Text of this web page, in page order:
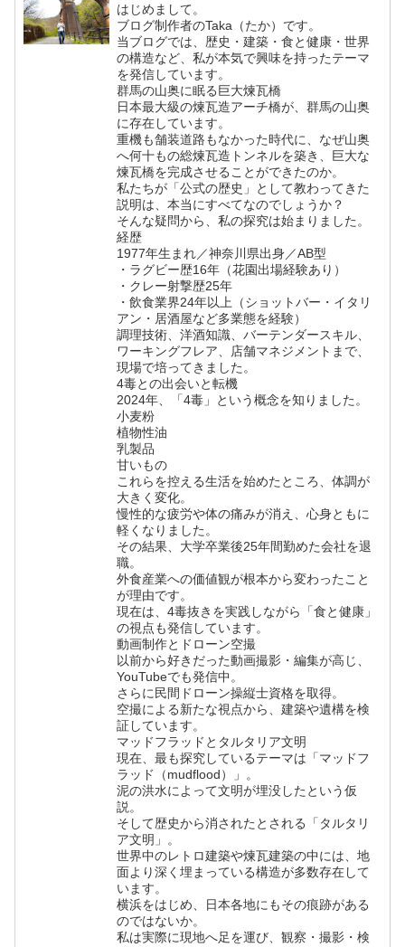
はじめまして。
ブログ制作者のTaka（たか）です。
当ブログでは、歴史・建築・食と健康・世界
の構造など、私が本気で興味を持ったテーマ
を発信しています。
群馬の山奥に眠る巨大煉瓦橋
日本最大級の煉瓦造アーチ橋が、群馬の山奥
に存在しています。
重機も舗装道路もなかった時代に、なぜ山奥
へ何十もの総煉瓦造トンネルを築き、巨大な
煉瓦橋を完成させることができたのか。
私たちが「公式の歴史」として教わってきた
説明は、本当にすべてなのでしょうか？
そんな疑問から、私の探究は始まりました。
経歴
1977年生まれ／神奈川県出身／AB型
・ラグビー歴16年（花園出場経験あり）
・クレー射撃歴25年
・飲食業界24年以上（ショットバー・イタリ
アン・居酒屋など多業態を経験）
調理技術、洋酒知識、バーテンダースキル、
ワーキングフレア、店舗マネジメントまで、
現場で培ってきました。
4毒との出会いと転機
2024年、「4毒」という概念を知りました。
小麦粉
植物性油
乳製品
甘いもの
これらを控える生活を始めたところ、体調が
大きく変化。
慢性的な疲労や体の痛みが消え、心身ともに
軽くなりました。
その結果、大学卒業後25年間勤めた会社を退
職。
外食産業への価値観が根本から変わったこと
が理由です。
現在は、4毒抜きを実践しながら「食と健康」
の視点も発信しています。
動画制作とドローン空撮
以前から好きだった動画撮影・編集が高じ、
YouTubeでも発信中。
さらに民間ドローン操縦士資格を取得。
空撮による新たな視点から、建築や遺構を検
証しています。
マッドフラッドとタルタリア文明
現在、最も探究しているテーマは「マッドフ
ラッド（mudflood）」。
泥の洪水によって文明が埋没したという仮
説。
そして歴史から消されたとされる「タルタリ
ア文明」。
世界中のレトロ建築や煉瓦建築の中には、地
面より深く埋まっている構造が多数存在して
います。
横浜をはじめ、日本各地にもその痕跡がある
のではないか。
私は実際に現地へ足を運び、観察・撮影・検